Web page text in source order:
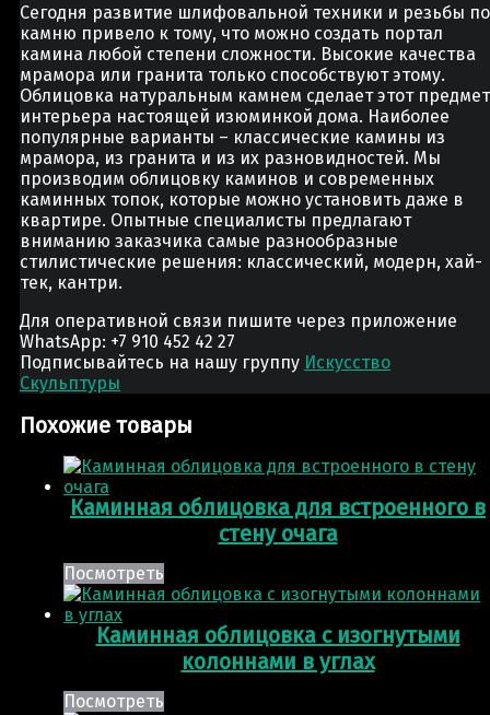
Сегодня развитие шлифовальной техники и резьбы по
камню привело к тому, что можно создать портал
камина любой степени сложности. Высокие качества
мрамора или гранита только способствуют этому.
Облицовка натуральным камнем сделает этот предмет
интерьера настоящей изюминкой дома. Наиболее
популярные варианты – классические камины из
мрамора, из гранита и из их разновидностей. Мы
производим облицовку каминов и современных
каминных топок, которые можно установить даже в
квартире. Опытные специалисты предлагают
вниманию заказчика самые разнообразные
стилистические решения: классический, модерн, хай-
тек, кантри.
Для оперативной связи пишите через приложение
WhatsApp: +7 910 452 42 27
Подписывайтесь на нашу группу Искусство
Скульптуры
Похожие товары
Каминная облицовка для встроенного в
стену очага
Посмотреть
Каминная облицовка с изогнутыми
колоннами в углах
Посмотреть